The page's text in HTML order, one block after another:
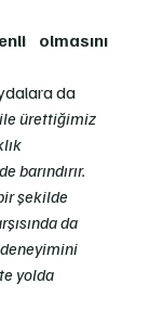
olmasını
da
ürettiğimiz
barındırır.
şekilde
da
deneyimini
yolda